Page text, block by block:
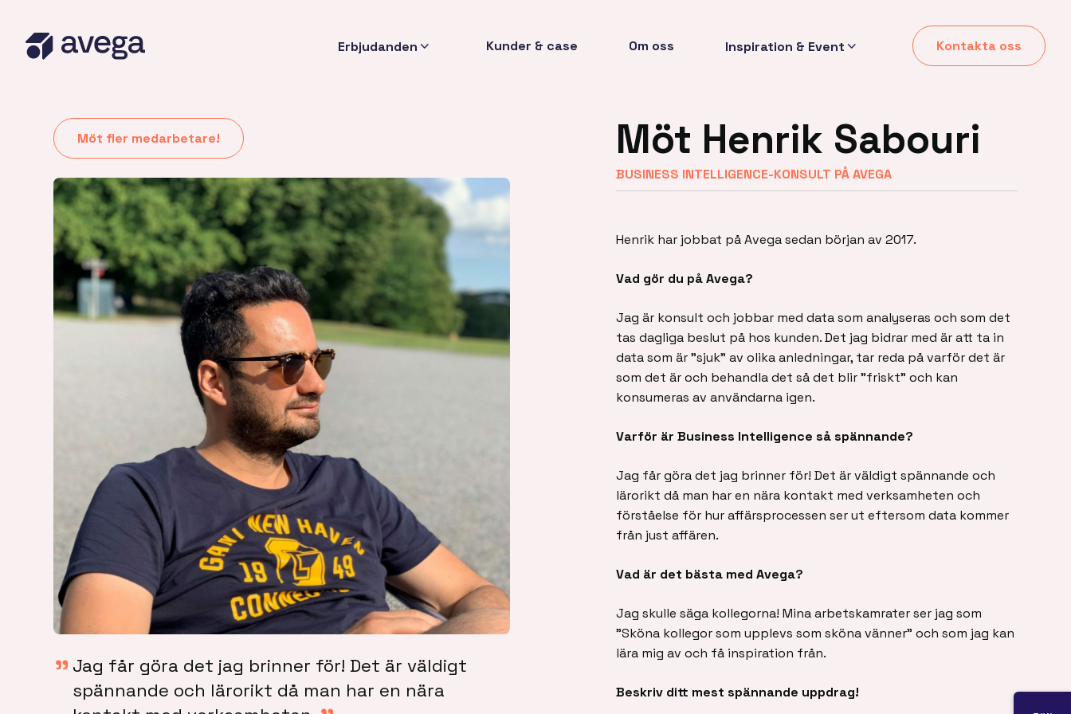
Erbjudanden Kunder & case Om oss Inspiration & Event Kontakta oss
Möt fler medarbetare!
Jag får göra det jag brinner för! Det är väldigt
spännande och lärorikt då man har en nära
Möt Henrik Sabouri
BUSINESS INTELLIGENCE-KONSULT PÅ AVEGA
Henrik har jobbat på Avega sedan början av 2017.
Vad gör du på Avega?
Jag är konsult och jobbar med data som analyseras och som det
tas dagliga beslut på hos kunden. Det jag bidrar med är att ta in
data som är ”sjuk” av olika anledningar, tar reda på varför det är
som det är och behandla det så det blir ”friskt” och kan
konsumeras av användarna igen.
Varför är Business Intelligence så spännande?
Jag får göra det jag brinner för! Det är väldigt spännande och
lärorikt då man har en nära kontakt med verksamheten och
förståelse för hur affärsprocessen ser ut eftersom data kommer
från just affären.
Vad är det bästa med Avega?
Jag skulle säga kollegorna! Mina arbetskamrater ser jag som
”Sköna kollegor som upplevs som sköna vänner” och som jag kan
lära mig av och få inspiration från.
Beskriv ditt mest spännande uppdrag!